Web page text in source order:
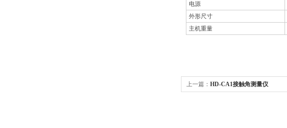
电源
外形尺寸
主机重量
上一篇： HD-CA1接触角测量仪